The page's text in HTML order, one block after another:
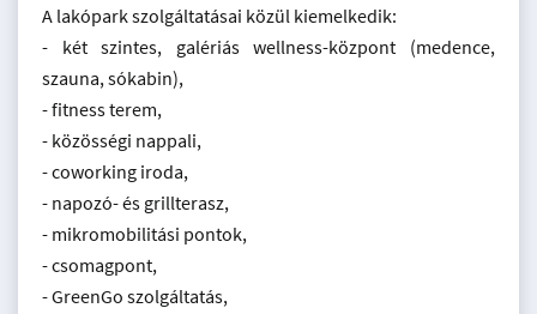
A lakópark szolgáltatásai közül kiemelkedik:
- két szintes, galériás wellness-központ (medence,
szauna, sókabin),
- fitness terem,
- közösségi nappali,
- coworking iroda,
- napozó- és grillterasz,
- mikromobilitási pontok,
- csomagpont,
- GreenGo szolgáltatás,